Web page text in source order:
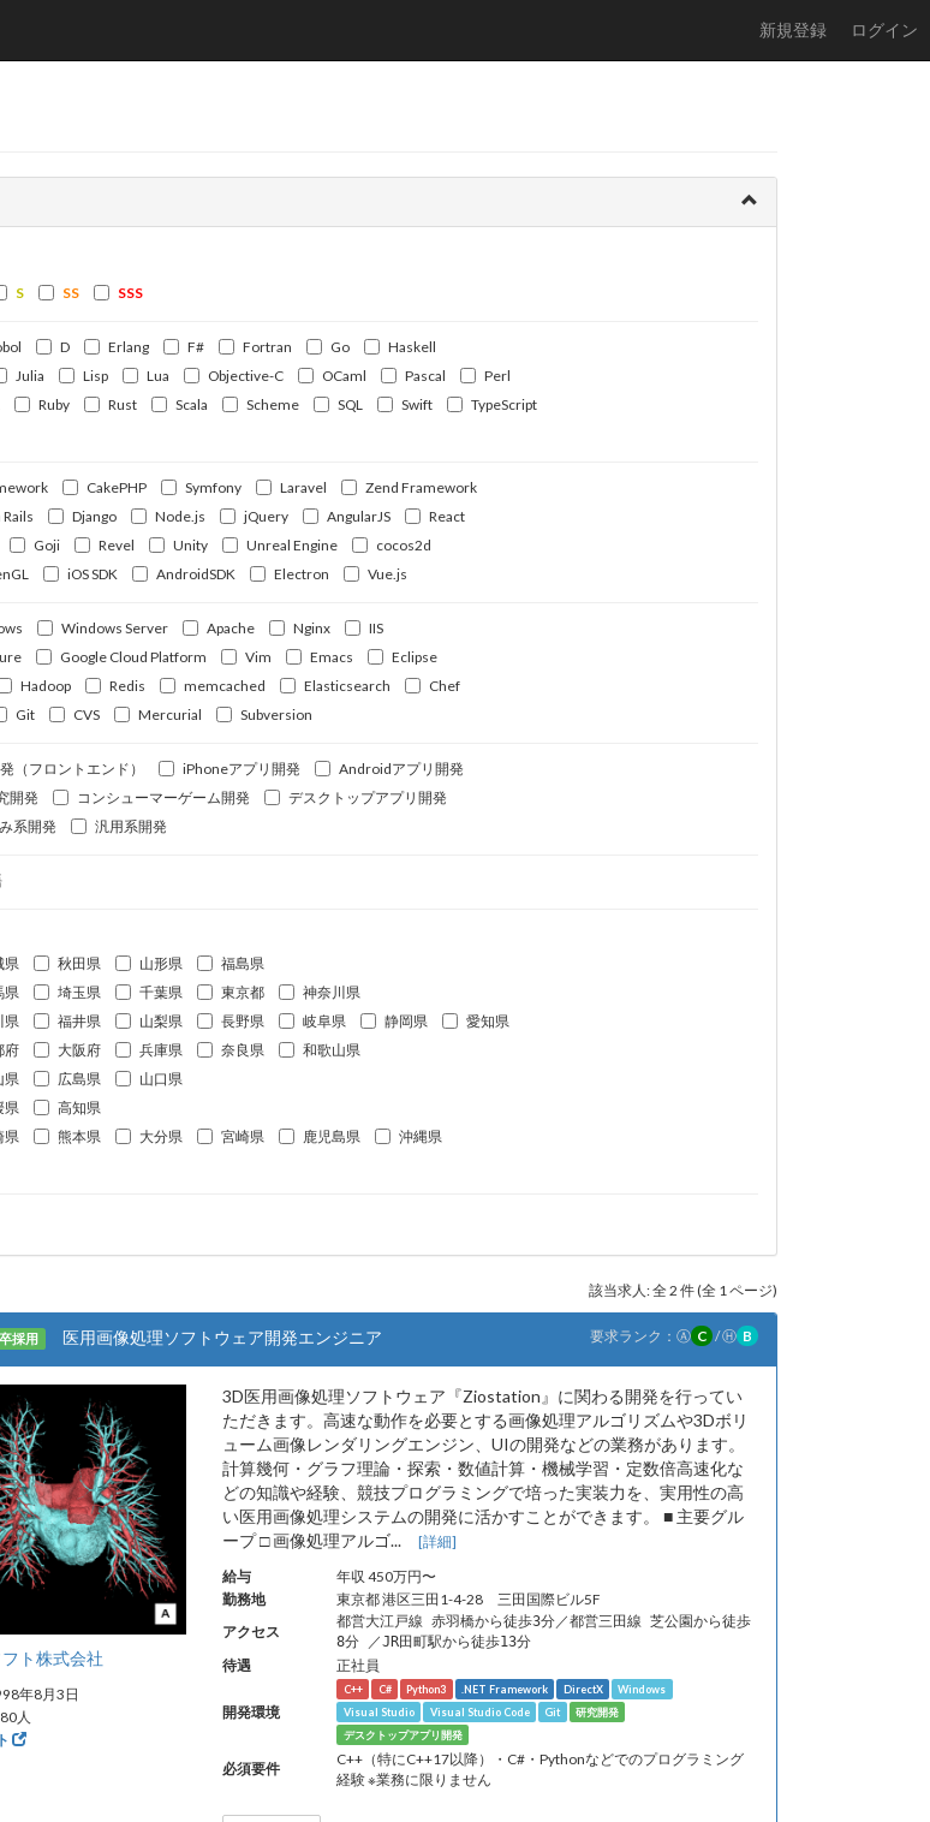
新規登録 ログイン
S SS SSS
D Erlang F# Fortran Go
Haskell
Julia Lisp Lua Objective-C OCaml Pascal
Perl
Ruby Rust Scala Scheme SQL Swift
TypeScript
CakePHP Symfony Laravel
Zend Framework
Rails Django Node.js jQuery AngularJS
React
Goji Revel Unity Unreal Engine
cocos2d
iOS SDK AndroidSDK Electron Vue.js
Windows Server Apache Nginx
IIS
Google Cloud Platform Vim Emacs
Eclipse
Hadoop Redis memcached Elasticsearch
Chef
Git CVS Mercurial Subversion
（フロントエンド） iPhoneアプリ開発
Androidアプリ開発
開発 コンシューマーゲーム開発
デスクトップアプリ開発
系開発 汎用系開発
県 秋田県 山形県
福島県
県 埼玉県 千葉県 東京都
神奈川県
県 福井県 山梨県 長野県 岐阜県 静岡県
愛知県
府 大阪府 兵庫県 奈良県
和歌山県
県 広島県
山口県
県
高知県
県 熊本県 大分県 宮崎県 鹿児島県
沖縄県
該当求人: 全 2 件 (全 1 ページ)
採用 医用画像処理ソフトウェア開発エンジニア 要求ランク： Ⓐ C /Ⓗ B
ト株式会社
年8月3日
人
3D医用画像処理ソフトウェア『Ziostation』に関わる開発を行ってい
ただきます。高速な動作を必要とする画像処理アルゴリズムや3Dボリ
ューム画像レンダリングエンジン、UIの開発などの業務があります。
計算幾何・グラフ理論・探索・数値計算・機械学習・定数倍高速化な
どの知識や経験、競技プログラミングで培った実装力を、実用性の高
い医用画像処理システムの開発に活かすことができます。 ■ 主要グル
ープ □ 画像処理アルゴ... [詳細]
給与
年収 450万円〜
勤務地
東京都 港区三田1-4-28 三田国際ビル5F
アクセス
都営大江戸線 赤羽橋から徒歩3分／都営三田線 芝公園から徒歩
8分 ／JR田町駅から徒歩13分
待遇 正社員
開発環境
C++ C# Python3 .NET Framework DirectX
Windows
Visual Studio
Visual Studio Code Git
研究開発
デスクトップアプリ開発
必須要件
C++（特にC++17以降）・C#・Pythonなどでのプログラミング
経験 ※業務に限りません